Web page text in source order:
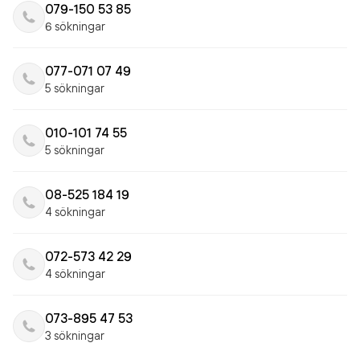
079-150 53 85
6 sökningar
077-071 07 49
5 sökningar
010-101 74 55
5 sökningar
08-525 184 19
4 sökningar
072-573 42 29
4 sökningar
073-895 47 53
3 sökningar